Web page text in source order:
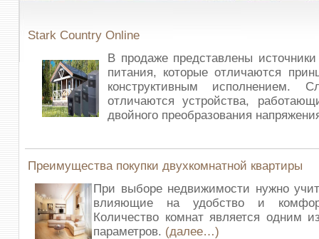
Stark Country Online
В продаже представлены источники
питания, которые отличаются
конструктивным исполнением.
отличаются устройства,
двойного преобразования
Преимущества покупки двухкомнатной квартиры
При выборе недвижимости нужно
влияющие на удобство и
Количество комнат является одним
параметров. (далее…)